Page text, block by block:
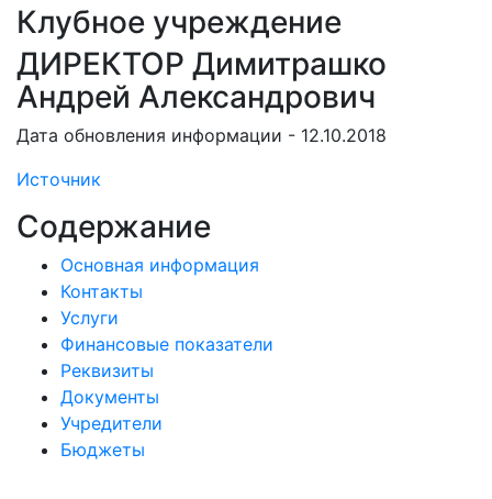
Клубное учреждение
ДИРЕКТОР Димитрашко
Андрей Александрович
Дата обновления информации - 12.10.2018
Источник
Содержание
Основная информация
Контакты
Услуги
Финансовые показатели
Реквизиты
Документы
Учредители
Бюджеты